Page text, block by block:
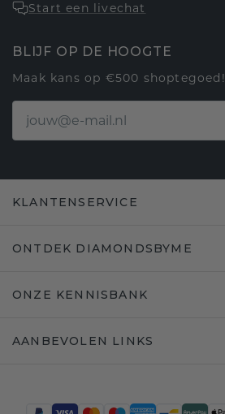
Start een livechat
BLIJF OP DE HOOGTE
Maak kans op €500 shoptegoed!
KLANTENSERVICE
ONTDEK DIAMONDSBYME
ONZE KENNISBANK
AANBEVOLEN LINKS